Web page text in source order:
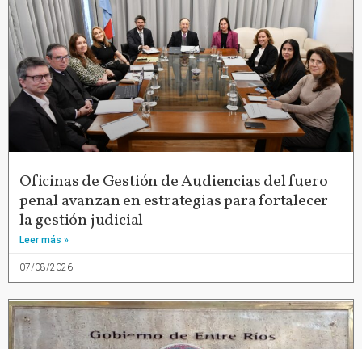
Oficinas de Gestión de Audiencias del fuero
penal avanzan en estrategias para fortalecer
la gestión judicial
Leer más »
07/08/2026